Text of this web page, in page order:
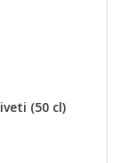
(50 cl)